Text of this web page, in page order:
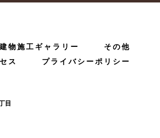
建物施工ギャラリー
その他
ス プライバシーポリシー
目